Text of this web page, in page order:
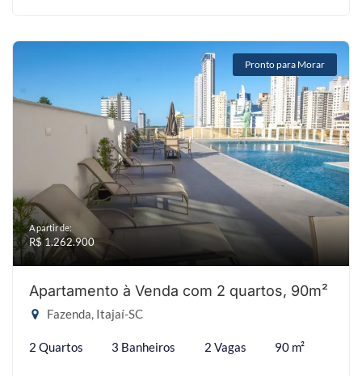
Pronto para Morar
A partir de:
R$ 1.262.900
Apartamento à Venda com 2 quartos, 90m²
Fazenda, Itajaí-SC
2 Quartos 3 Banheiros 2 Vagas 90 m²